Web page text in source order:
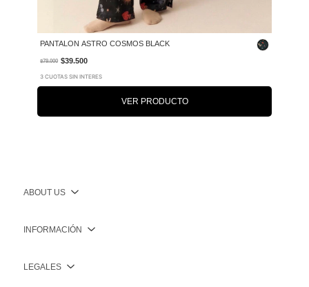
PANTALON ASTRO COSMOS BLACK
$79.000 $39.500
3 CUOTAS SIN INTERES
VER PRODUCTO
ABOUT US
INFORMACIÓN
LEGALES